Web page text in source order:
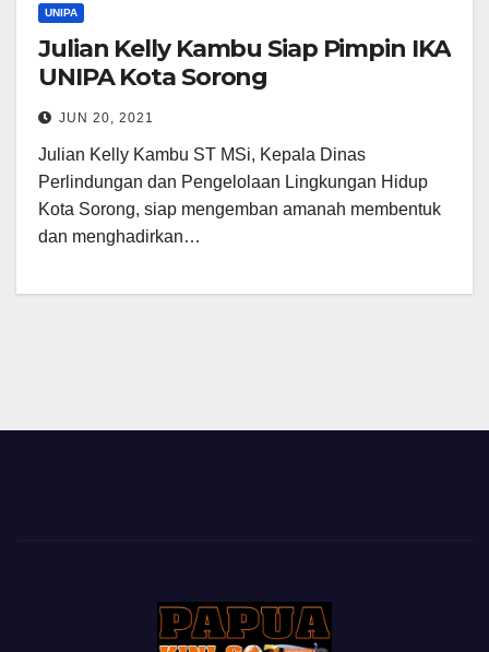
UNIPA
Julian Kelly Kambu Siap Pimpin IKA
UNIPA Kota Sorong
JUN 20, 2021
Julian Kelly Kambu ST MSi, Kepala Dinas
Perlindungan dan Pengelolaan Lingkungan Hidup
Kota Sorong, siap mengemban amanah membentuk
dan menghadirkan…